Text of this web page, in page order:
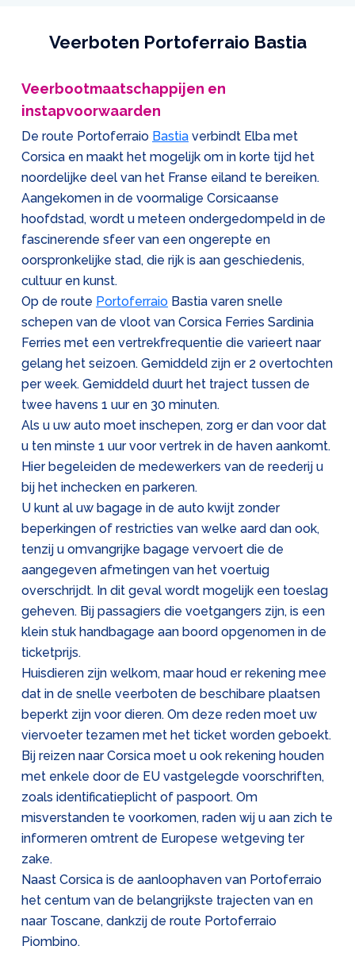
Veerboten Portoferraio Bastia
Veerbootmaatschappijen en
instapvoorwaarden
De route Portoferraio Bastia verbindt Elba met
Corsica en maakt het mogelijk om in korte tijd het
noordelijke deel van het Franse eiland te bereiken.
Aangekomen in de voormalige Corsicaanse
hoofdstad, wordt u meteen ondergedompeld in de
fascinerende sfeer van een ongerepte en
oorspronkelijke stad, die rijk is aan geschiedenis,
cultuur en kunst.
Op de route Portoferraio Bastia varen snelle
schepen van de vloot van Corsica Ferries Sardinia
Ferries met een vertrekfrequentie die varieert naar
gelang het seizoen. Gemiddeld zijn er 2 overtochten
per week. Gemiddeld duurt het traject tussen de
twee havens 1 uur en 30 minuten.
Als u uw auto moet inschepen, zorg er dan voor dat
u ten minste 1 uur voor vertrek in de haven aankomt.
Hier begeleiden de medewerkers van de reederij u
bij het inchecken en parkeren.
U kunt al uw bagage in de auto kwijt zonder
beperkingen of restricties van welke aard dan ook,
tenzij u omvangrijke bagage vervoert die de
aangegeven afmetingen van het voertuig
overschrijdt. In dit geval wordt mogelijk een toeslag
geheven. Bij passagiers die voetgangers zijn, is een
klein stuk handbagage aan boord opgenomen in de
ticketprijs.
Huisdieren zijn welkom, maar houd er rekening mee
dat in de snelle veerboten de beschibare plaatsen
beperkt zijn voor dieren. Om deze reden moet uw
viervoeter tezamen met het ticket worden geboekt.
Bij reizen naar Corsica moet u ook rekening houden
met enkele door de EU vastgelegde voorschriften,
zoals identificatieplicht of paspoort. Om
misverstanden te voorkomen, raden wij u aan zich te
informeren omtrent de Europese wetgeving ter
zake.
Naast Corsica is de aanloophaven van Portoferraio
het centum van de belangrijkste trajecten van en
naar Toscane, dankzij de route Portoferraio
Piombino.